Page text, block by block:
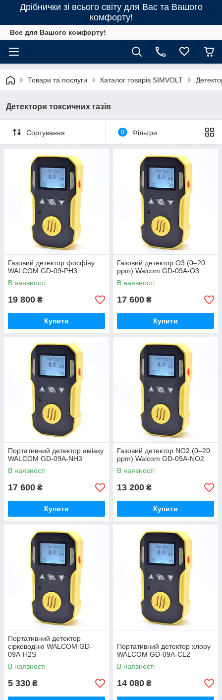
Дрібнички зі всього світу для Вас та Вашого
комфорту!
Все для Вашого комфорту!
Товари та послуги Каталог товарів SIMVOLT
Детектори токсичних газів
Сортування 0 Фільтри
Газовий детектор фосфіну
WALCOM GD-09-PH3
В наявності
19 800 ₴
Купити
Газовий детектор O3 (0–20
ppm) Walcom GD-09A-O3
В наявності
17 600 ₴
Купити
Портативний детектор аміаку
WALCOM GD-09A-NH3
В наявності
17 600 ₴
Купити
Газовий детектор NO2 (0–20
ppm) Walcom GD-09A-NO2
В наявності
13 200 ₴
Купити
Портативний детектор
cірководню WALCOM GD-
09A-H2S
В наявності
5 330 ₴
Портативний детектор хлору
WALCOM GD-09A-CL2
В наявності
14 080 ₴